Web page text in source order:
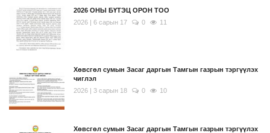
2026 ОНЫ БҮТЭЦ ОРОН ТОО
2026 | 6 сарын 17
0 11
Хөвсгөл сумын Засаг даргын Тамгын газрын тэргүүлэх
чиглэл
2026 | 3 сарын 18
0 10
Хөвсгөл сумын Засаг даргын Тамгын газрын тэргүүлэх